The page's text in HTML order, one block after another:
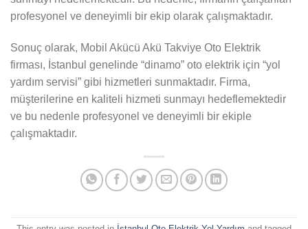
profesyonel ve deneyimli bir ekip olarak çalışmaktadır.
Sonuç olarak, Mobil Akücü Akü Takviye Oto Elektrik
firması, İstanbul genelinde “dinamo” oto elektrik için “yol
yardım servisi” gibi hizmetleri sunmaktadır. Firma,
müşterilerine en kaliteli hizmeti sunmayı hedeflemektedir
ve bu nedenle profesyonel ve deneyimli bir ekiple
çalışmaktadır.